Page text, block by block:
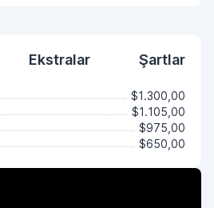
Ekstralar Şartlar
$1.300,00
$1.105,00
$975,00
$650,00